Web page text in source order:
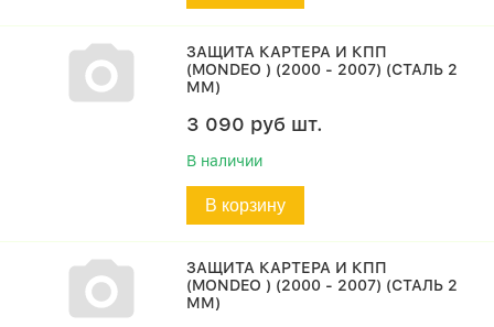
ЗАЩИТА КАРТЕРА И КПП
(MONDEO ) (2000 - 2007) (СТАЛЬ 2
ММ)
3 090 руб шт.
В наличии
В корзину
ЗАЩИТА КАРТЕРА И КПП
(MONDEO ) (2000 - 2007) (СТАЛЬ 2
ММ)